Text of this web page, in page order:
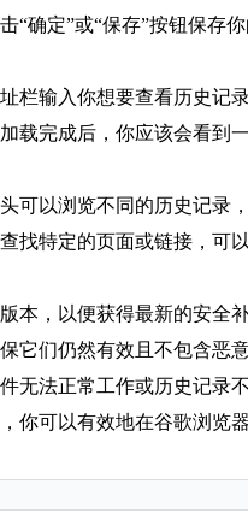
“确定”或“保存”按钮保存你
栏输入你想要查看历史记
载完成后，你应该会看
可以浏览不同的历史记录
找特定的页面或链接，可
本，以便获得最新的安全
它们仍然有效且不包含恶意
无法正常工作或历史记录
你可以有效地在谷歌浏览